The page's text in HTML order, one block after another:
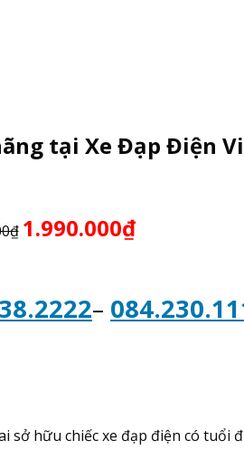
tại Xe Đạp Điện
1.990.000₫
–
sở hữu chiếc xe đạp điện có tuổi